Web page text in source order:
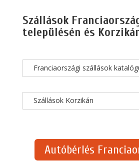
Szállások
településén és
Franciaországi szállások
Szállások Korzikán
Autóbérlés